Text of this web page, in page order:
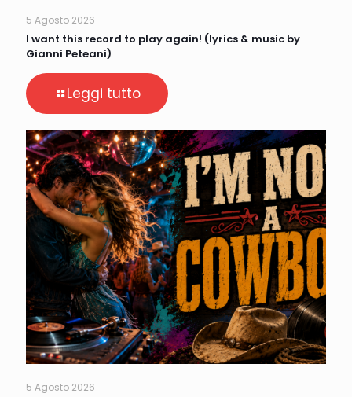
5 Agosto 2026
I want this record to play again! (lyrics & music by
Gianni Peteani)
Leggi tutto
5 Agosto 2026